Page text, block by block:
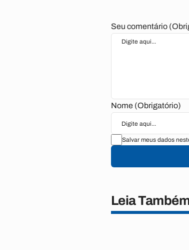
Seu comentário
Nome (Obrigatório)
Salvar meus dados
Leia